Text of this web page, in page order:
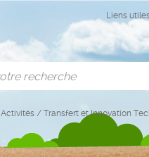
Liens
Activités / Transfert et Innovation